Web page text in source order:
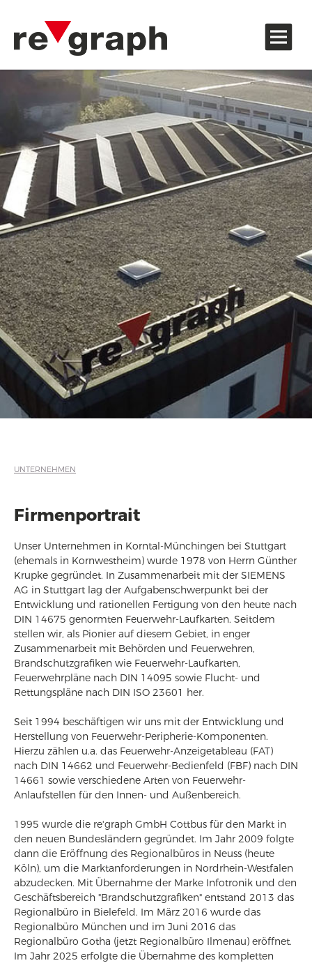
Zubehör und Hinweisaufkleber
UNTERNEHMEN
Firmenportrait
Unser Unternehmen in Korntal-Münchingen bei Stuttgart
(ehemals in Kornwestheim) wurde 1978 von Herrn Günther
Krupke gegründet. In Zusammenarbeit mit der SIEMENS
AG in Stuttgart lag der Aufgabenschwerpunkt bei der
Entwicklung und rationellen Fertigung von den heute nach
DIN 14675 genormten Feuerwehr-Laufkarten. Seitdem
stellen wir, als Pionier auf diesem Gebiet, in enger
Zusammenarbeit mit Behörden und Feuerwehren,
Brandschutzgrafiken wie Feuerwehr-Laufkarten,
Feuerwehrpläne nach DIN 14095 sowie Flucht- und
Rettungspläne nach DIN ISO 23601 her.
Seit 1994 beschäftigen wir uns mit der Entwicklung und
Herstellung von Feuerwehr-Peripherie-Komponenten.
Hierzu zählen u.a. das Feuerwehr-Anzeigetableau (FAT)
nach DIN 14662 und Feuerwehr-Bedienfeld (FBF) nach DIN
14661 sowie verschiedene Arten von Feuerwehr-
Anlaufstellen für den Innen- und Außenbereich.
1995 wurde die re'graph GmbH Cottbus für den Markt in
den neuen Bundesländern gegründet. Im Jahr 2009 folgte
dann die Eröffnung des Regionalbüros in Neuss (heute
Köln), um die Marktanforderungen in Nordrhein-Westfalen
abzudecken. Mit Übernahme der Marke Infotronik und den
Geschäftsbereich "Brandschutzgrafiken" entstand 2013 das
Regionalbüro in Bielefeld. Im März 2016 wurde das
Regionalbüro München und im Juni 2016 das
Regionalbüro Gotha (jetzt Regionalbüro Ilmenau) eröffnet.
Im Jahr 2025 erfolgte die Übernahme des kompletten